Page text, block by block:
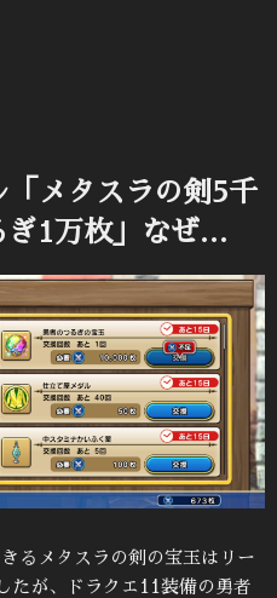
メタスラの剣5千
1万枚」なぜ…
るメタスラの剣の宝玉はリー
たが、ドラクエ11装備の勇者